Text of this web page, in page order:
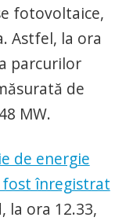
fotovoltaice,
Astfel, la ora
parcurilor
de
MW.
de energie
înregistrat
la ora 12.33,